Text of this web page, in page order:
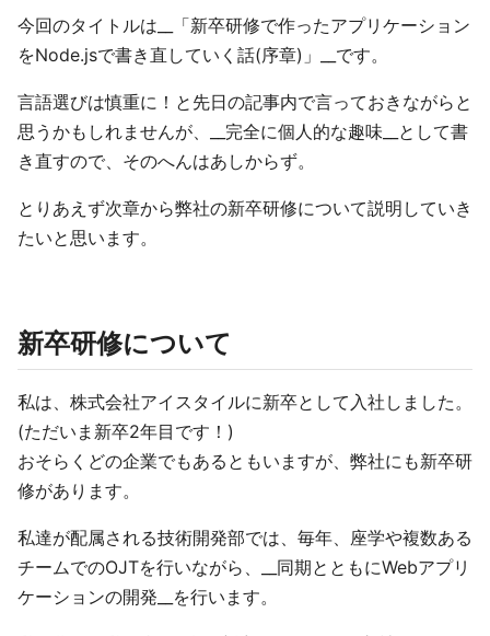
今回のタイトルは__「新卒研修で作ったアプリケーション
をNode.jsで書き直していく話(序章)」__です。
言語選びは慎重に！と先日の記事内で言っておきながらと
思うかもしれませんが、__完全に個人的な趣味__として書
き直すので、そのへんはあしからず。
とりあえず次章から弊社の新卒研修について説明していき
たいと思います。
新卒研修について
私は、株式会社アイスタイルに新卒として入社しました。
(ただいま新卒2年目です！)
おそらくどの企業でもあるともいますが、弊社にも新卒研
修があります。
私達が配属される技術開発部では、毎年、座学や複数ある
チームでのOJTを行いながら、__同期とともにWebアプリ
ケーションの開発__を行います。